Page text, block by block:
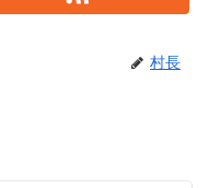
村長